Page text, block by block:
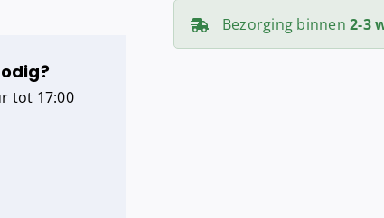
tot 17:00
RVS
aantal
Bezorging binnen2-3